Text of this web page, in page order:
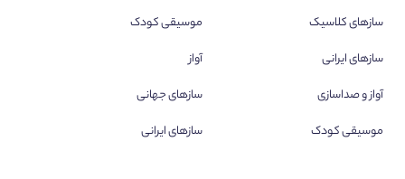
سازهای کلاسیک
سازهای ایرانی
آواز و صداسازی
موسیقی کودک
موسیقی کودک
آواز
سازهای جهانی
سازهای ایرانی